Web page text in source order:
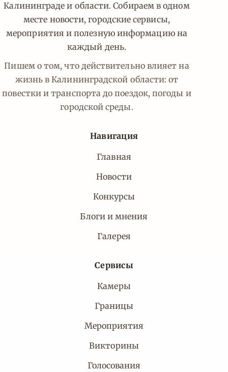
Калининграде и области. Собираем в одном
месте новости, городские сервисы,
мероприятия и полезную информацию на
каждый день.
Пишем о том, что действительно влияет на
жизнь в Калининградской области: от
повестки и транспорта до поездок, погоды и
городской среды.
Навигация
Главная
Новости
Конкурсы
Блоги и мнения
Галерея
Сервисы
Камеры
Границы
Мероприятия
Викторины
Голосования